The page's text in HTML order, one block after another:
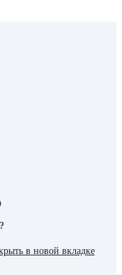
в новой вкладке